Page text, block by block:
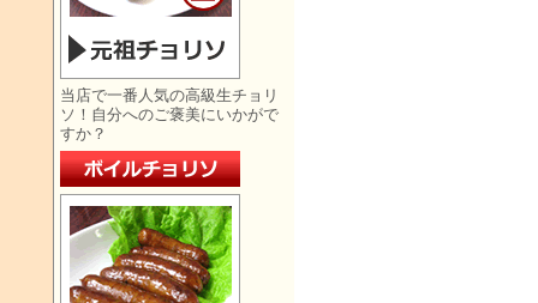
当店で一番人気の高級生チョリ
ソ！自分へのご褒美にいかがで
すか？